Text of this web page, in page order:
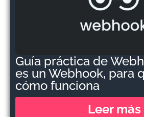
Guía práctica de
es un Webhook, para
cómo funciona
Leer más